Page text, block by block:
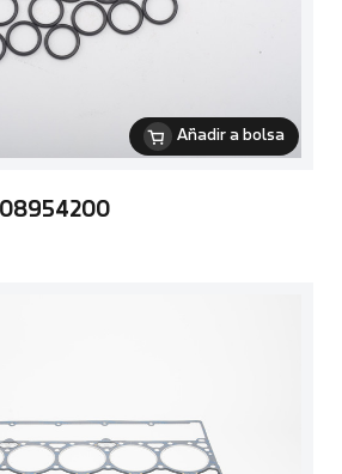
Añadir a bolsa